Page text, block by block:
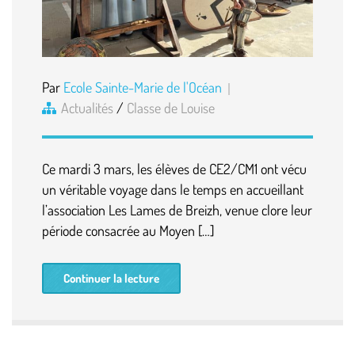
Par Ecole Sainte-Marie de l'Océan
Actualités / Classe de Louise
Ce mardi 3 mars, les élèves de CE2/CM1 ont vécu
un véritable voyage dans le temps en accueillant
l’association Les Lames de Breizh, venue clore leur
période consacrée au Moyen […]
Continuer la lecture